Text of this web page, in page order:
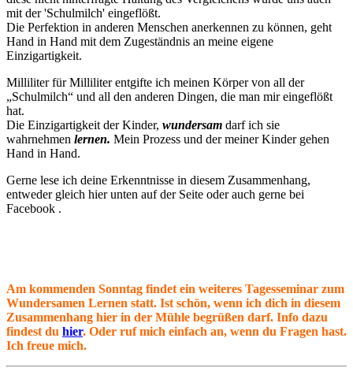
mit der 'Schulmilch' eingeflößt.
Die Perfektion in anderen Menschen anerkennen zu können, geht
Hand in Hand mit dem Zugeständnis an meine eigene
Einzigartigkeit.
Milliliter für Milliliter entgifte ich meinen Körper von all der
„Schulmilch“ und all den anderen Dingen, die man mir eingeflößt
hat.
Die Einzigartigkeit der Kinder, wundersam darf ich sie
wahrnehmen lernen. Mein Prozess und der meiner Kinder gehen
Hand in Hand.
Gerne lese ich deine Erkenntnisse in diesem Zusammenhang,
entweder gleich hier unten auf der Seite oder auch gerne bei
Facebook .
Am kommenden Sonntag findet ein weiteres Tagesseminar zum
Wundersamen Lernen statt. Ist schön, wenn ich dich in diesem
Zusammenhang hier in der Mühle begrüßen darf. Info dazu
findest du hier. Oder ruf mich einfach an, wenn du Fragen hast.
Ich freue mich.